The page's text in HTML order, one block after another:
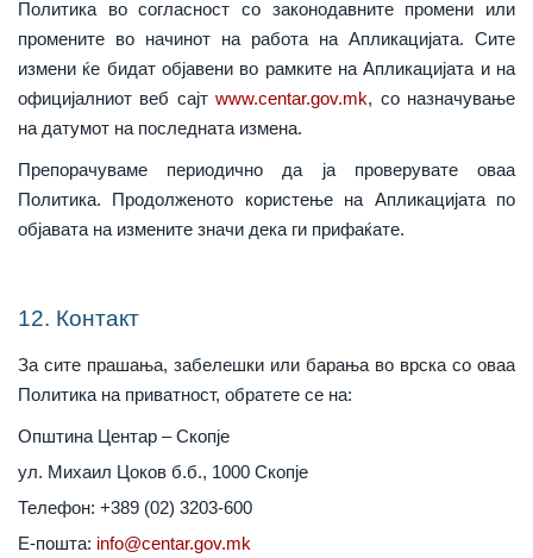
Политика во согласност со законодавните промени или
промените во начинот на работа на Апликацијата. Сите
измени ќе бидат објавени во рамките на Апликацијата и на
официјалниот веб сајтwww.centar.gov.mk, со назначување
на датумот на последната измена.
Препорачуваме периодично да ја проверувате оваа
Политика. Продолженото користење на Апликацијата по
објавата на измените значи дека ги прифаќате.
12. Контакт
За сите прашања, забелешки или барања во врска со оваа
Политика на приватност, обратете се на:
Општина Центар – Скопје
ул. Михаил Цоков б.б., 1000 Скопје
Телефон: +389 (02) 3203-600
Е-пошта: info@centar.gov.mk